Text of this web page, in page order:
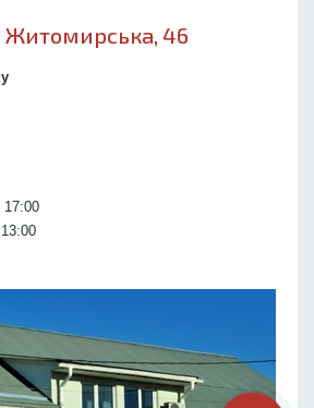
Житомирська, 46
17:00